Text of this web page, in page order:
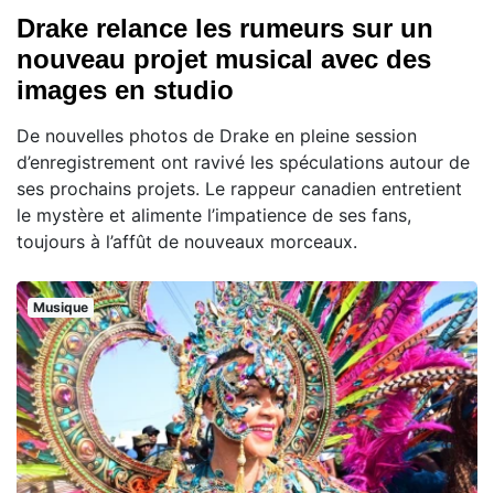
Drake relance les rumeurs sur un
nouveau projet musical avec des
images en studio
De nouvelles photos de Drake en pleine session
d’enregistrement ont ravivé les spéculations autour de
ses prochains projets. Le rappeur canadien entretient
le mystère et alimente l’impatience de ses fans,
toujours à l’affût de nouveaux morceaux.
Musique